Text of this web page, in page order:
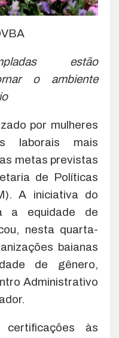
estão
o ambiente
por mulheres
laborais mais
metas previstas
de Políticas
A iniciativa do
a equidade de
nesta quarta-
baianas
de gênero,
Administrativo
às